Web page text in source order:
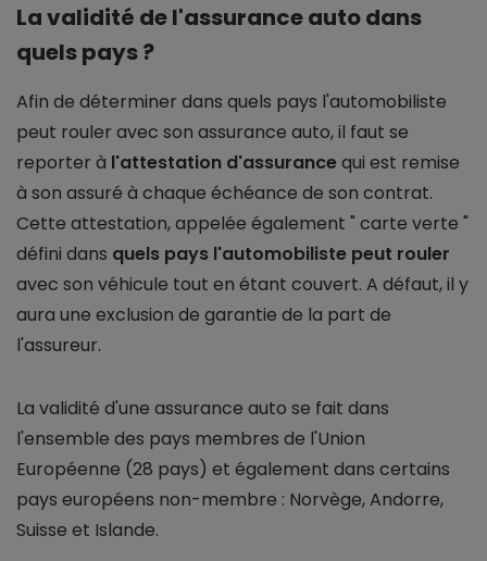
La validité de l'assurance auto dans
quels pays ?
Afin de déterminer dans quels pays l'automobiliste
peut rouler avec son assurance auto, il faut se
reporter à l'attestation d'assurancequi est remise
à son assuré à chaque échéance de son contrat.
Cette attestation, appelée également " carte verte "
défini dans quels pays l'automobiliste peut rouler
avec son véhicule tout en étant couvert. A défaut, il y
aura une exclusion de garantie de la part de
l'assureur.
La validité d'une assurance auto se fait dans
l'ensemble des pays membres de l'Union
Européenne (28 pays) et également dans certains
pays européens non-membre : Norvège, Andorre,
Suisse et Islande.